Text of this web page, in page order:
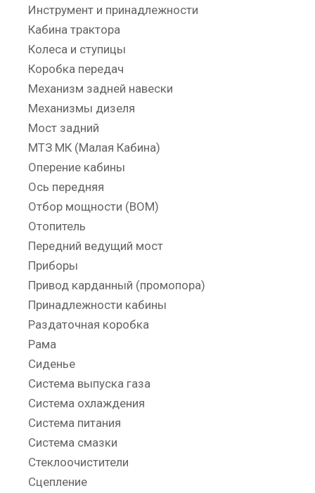
Инструмент и принадлежности
Кабина трактора
Колеса и ступицы
Коробка передач
Механизм задней навески
Механизмы дизеля
Мост задний
МТЗ МК (Малая Кабина)
Оперение кабины
Ось передняя
Отбор мощности (ВОМ)
Отопитель
Передний ведущий мост
Приборы
Привод карданный (промопора)
Принадлежности кабины
Раздаточная коробка
Рама
Сиденье
Система выпуска газа
Система охлаждения
Система питания
Система смазки
Стеклоочистители
Сцепление